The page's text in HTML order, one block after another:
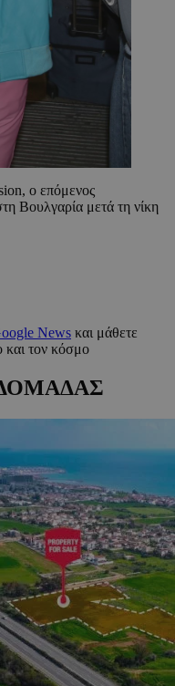
ο επόμενος
Βουλγαρία μετά τη νίκη
News και μάθετε
και τον κόσμο